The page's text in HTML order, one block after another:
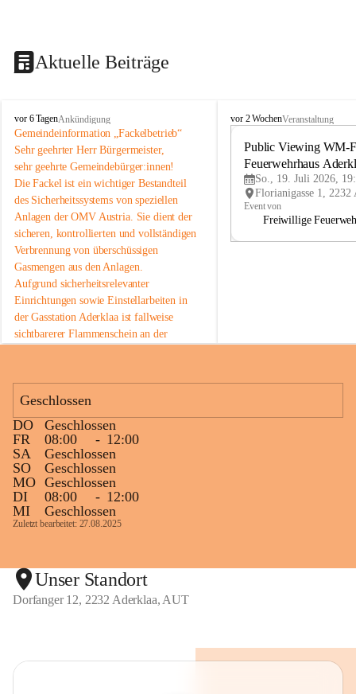
Aktuelle Beiträge
A
d
e
r
k
l
a
a
vor 6 TagenAnkündigung
Gemeindeinformation „Fackelbetrieb“
Sehr geehrter Herr Bürgermeister,
sehr geehrte Gemeindebürger:innen!
Die Fackel ist ein wichtiger Bestandteil
des Sicherheitssystems von speziellen
Anlagen der OMV Austria. Sie dient der
sicheren, kontrollierten und vollständigen
Verbrennung von überschüssigen
Gasmengen aus den Anlagen.
Aufgrund sicherheitsrelevanter
Einrichtungen sowie Einstellarbeiten in
der Gasstation Aderklaa ist fallweise
sichtbarerer Flammenschein an der
diese gut kontrollierte Flamme sichtbar
sein.
Die OMV Austria ist bemüht, für die
Bevölkerung ungewohnte, jedoch
technisch notwendige Betriebszustände so
kurz wie möglich zu halten.
Wir bitten daher die umliegende
Bevölkerung um Verständnis.
GmbH
Anrainerservice
A
vor 2 WochenVeranstaltung
Public Viewing WM-
Feuerwehrhaus
So., 19. Juli 2026,
Event von
Freiwillige
Geschlossen
DO
Geschlossen
FR
08:00 - 12:00
SA
Geschlossen
SO
Geschlossen
MO Geschlossen
DI
08:00 - 12:00
MI
Geschlossen
Zuletzt bearbeitet: 27.08.2025
Unser Standort
Dorfanger 12, 2232 Aderklaa, AUT